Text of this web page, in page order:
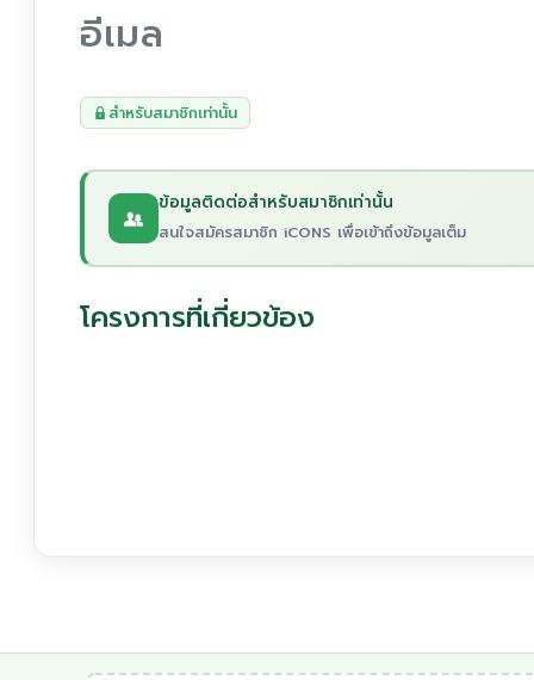
อีเมล
สำหรับสมาชิกเท่านั้น
ข้อมูลติดต่อสำหรับสมาชิกเท่านั้น
สนใจสมัครสมาชิก iCONS เพื่อเข้าถึงข้อมูลเต็ม
โครงการที่เกี่ยวข้อง